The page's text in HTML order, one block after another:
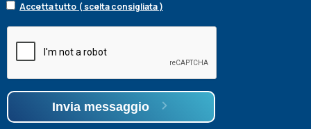
Accetta tutto ( scelta consigliata )
Invia messaggio